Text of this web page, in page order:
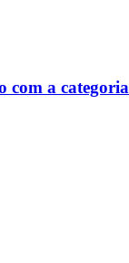
com a categoria